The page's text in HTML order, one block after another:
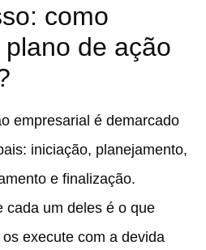
como
de ação
empresarial é demarcado
iniciação, planejamento,
e finalização.
cada um deles é o que
execute com a devida